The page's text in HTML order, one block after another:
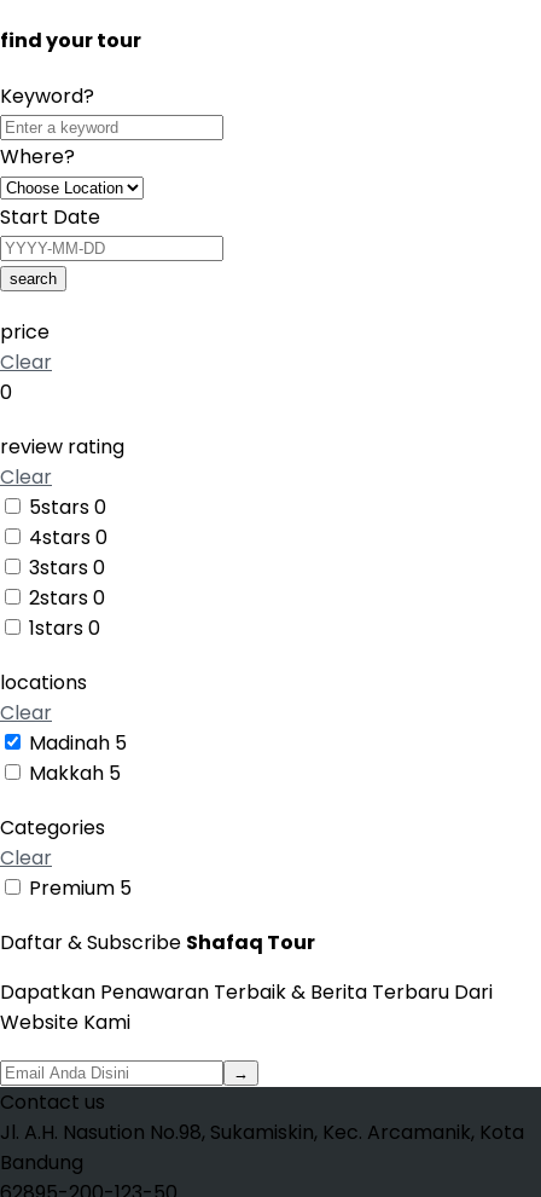
find your tour
Keyword?
Where?
Start Date
search
price
Clear
0
review rating
Clear
5stars0
4stars0
3stars0
2stars0
1stars0
locations
Clear
Madinah 5
Makkah 5
Categories
Clear
Premium 5
Daftar & Subscribe Shafaq Tour
Dapatkan Penawaran Terbaik & Berita Terbaru Dari
Website Kami
→
Contact us
Jl. A.H. Nasution No.98, Sukamiskin, Kec. Arcamanik, Kota
Bandung